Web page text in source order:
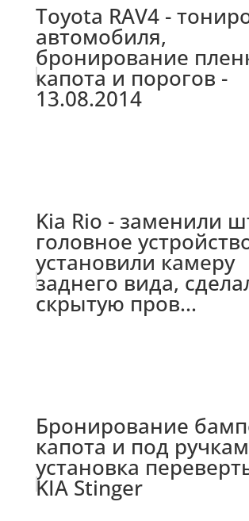
Toyota RAV4 -
автомобиля,
бронирование
капота и порогов -
13.08.2014
Kia Rio - заменили
головное
установили камеру
заднего вида,
скрытую пров...
Бронирование
капота и под
установка
KIA Stinger